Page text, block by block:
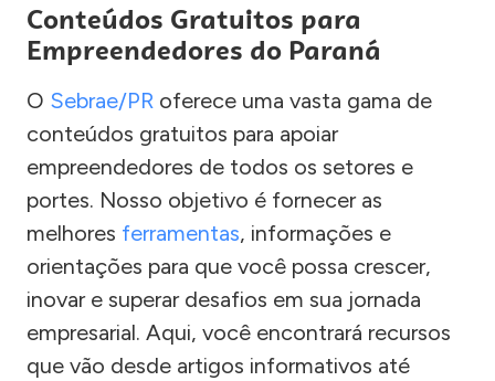
Conteúdos Gratuitos para
Empreendedores do Paraná
O Sebrae/PR oferece uma vasta gama de
conteúdos gratuitos para apoiar
empreendedores de todos os setores e
portes. Nosso objetivo é fornecer as
melhores ferramentas, informações e
orientações para que você possa crescer,
inovar e superar desafios em sua jornada
empresarial. Aqui, você encontrará recursos
que vão desde artigos informativos até